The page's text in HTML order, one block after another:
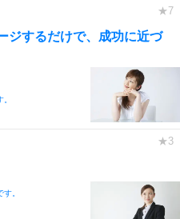
ジするだけで、成功に近づ
。